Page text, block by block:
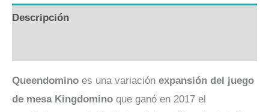
Descripción
Queendomino es una variación expansión del juego
de mesa Kingdomino que ganó en 2017 el